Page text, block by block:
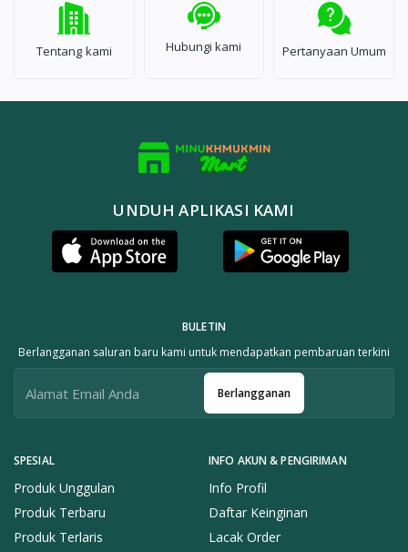
Tentang kami Hubungi kami Pertanyaan Umum
UNDUH APLIKASI KAMI
SPESIAL
Produk Unggulan
Produk Terbaru
Produk Terlaris
INFO AKUN & PENGIRIMAN
Info Profil
Daftar Keinginan
Lacak Order
BULETIN
Berlangganan saluran baru kami untuk mendapatkan pembaruan terkini
Berlangganan